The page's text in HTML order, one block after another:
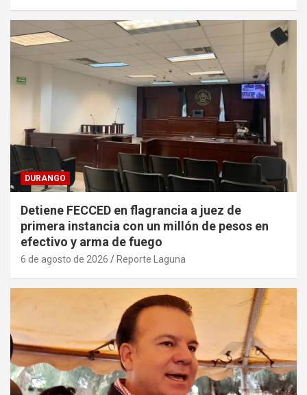
DURANGO
Detiene FECCED en flagrancia a juez de
primera instancia con un millón de pesos en
efectivo y arma de fuego
6 de agosto de 2026 Reporte Laguna